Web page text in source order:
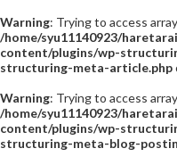
Warning: Trying to access
/home/syu11140923/
content/plugins/wp-
structuring-meta-article.php
Warning: Trying to access
/home/syu11140923/
content/plugins/wp-
structuring-meta-blog-